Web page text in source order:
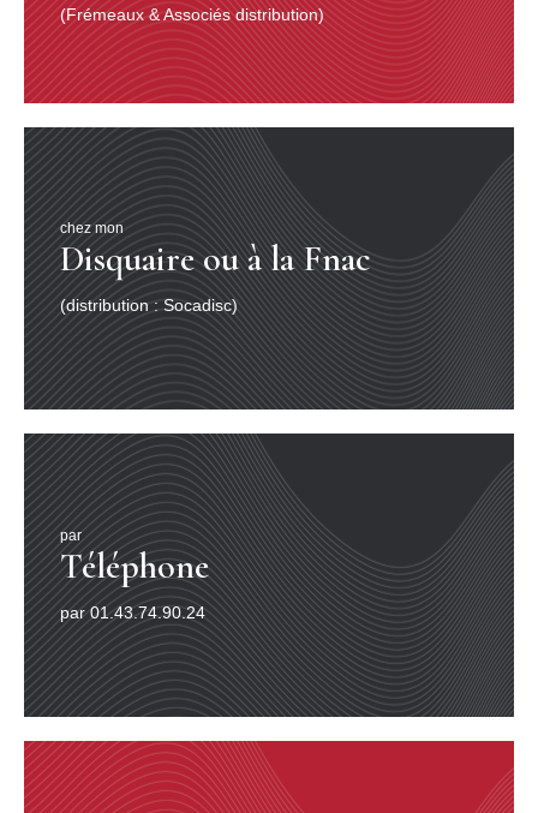
par
Téléphone
par 01.43.74.90.24
(Frémeaux & Associés distribution)
chez mon
Disquaire ou à la Fnac
(distribution : Socadisc)